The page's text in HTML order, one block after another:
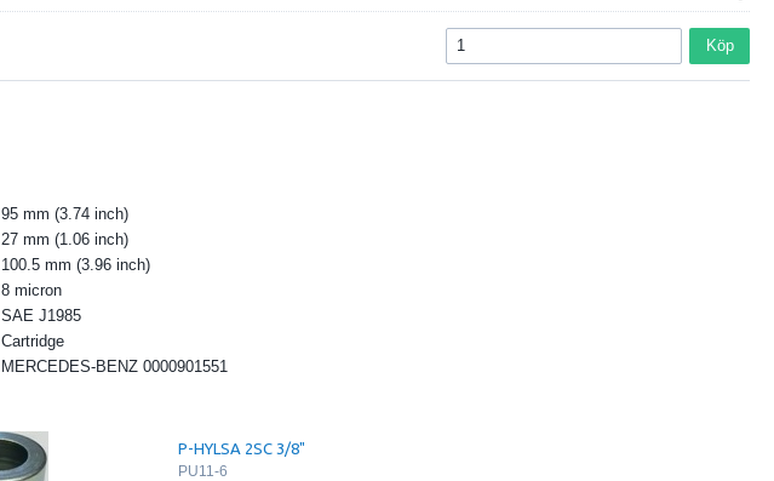
Köp
95 mm (3.74 inch)
27 mm (1.06 inch)
100.5 mm (3.96 inch)
8 micron
SAE J1985
Cartridge
MERCEDES-BENZ 0000901551
P-HYLSA 2SC 3/8"
PU11-6